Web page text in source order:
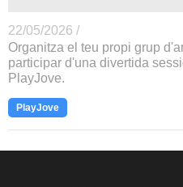
22/05/2026 /
Organitza el teu propi grup
participar d'una divertida
PlayJove.
PlayJove